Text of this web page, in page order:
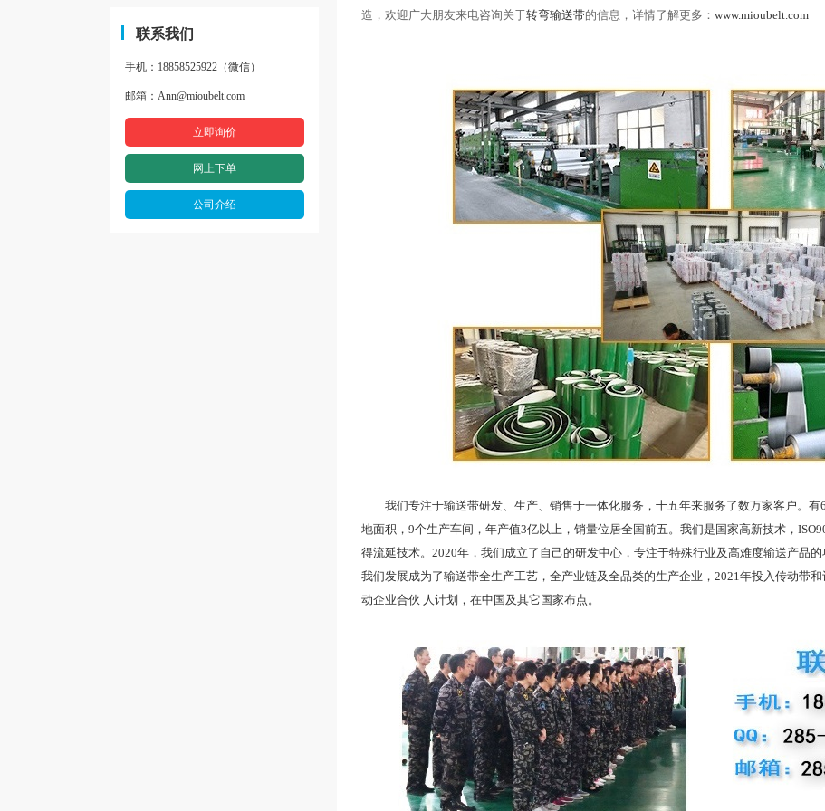
联系我们
手机：18858525922（微信）
邮箱：Ann@mioubelt.com
立即询价
网上下单
公司介绍
造，欢迎广大朋友来电咨询关于转弯输送带的信息，详情了解更多： www.mioubelt.com
我们专注于输送带研发、生产、销售于一体化服务，十五年来服务了数万家客户。有
地面积，9个生产车间，年产值3亿以上，销量位居全国前五。我们是国家高新技术，
得流延技术。2020年，我们成立了自己的研发中心，专注于特殊行业及高难度输送产品
我们发展成为了输送带全生产工艺，全产业链及全品类的生产企业，2021年投入传动带
动企业合伙 人计划，在中国及其它国家布点。